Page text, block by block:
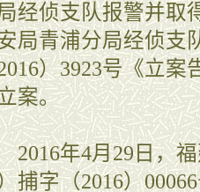
经侦支队报警并取
局青浦分局经侦支
）3923号《立
案。
年4月29日，福
捕字（2016）